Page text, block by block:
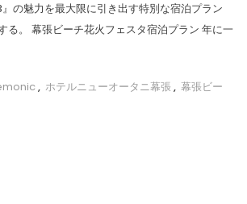
の魅力を最大限に引き出す特別な宿泊プラン
る。 幕張ビーチ花火フェスタ宿泊プラン 年に一
, ホテルニューオータニ幕張 , 幕張ビー